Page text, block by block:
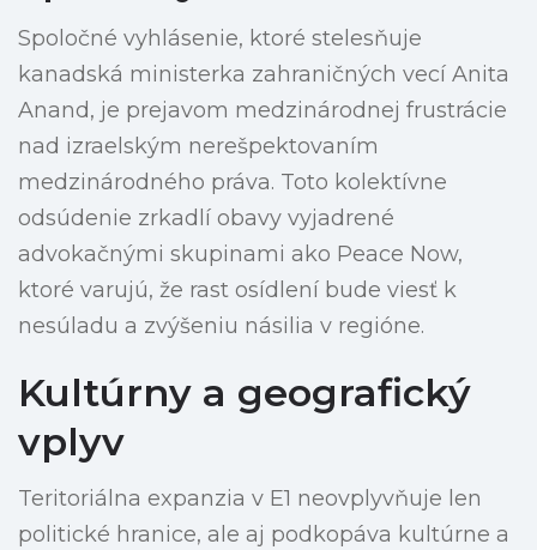
Spoločné vyhlásenie, ktoré stelesňuje
kanadská ministerka zahraničných vecí Anita
Anand, je prejavom medzinárodnej frustrácie
nad izraelským nerešpektovaním
medzinárodného práva. Toto kolektívne
odsúdenie zrkadlí obavy vyjadrené
advokačnými skupinami ako Peace Now,
ktoré varujú, že rast osídlení bude viesť k
nesúladu a zvýšeniu násilia v regióne.
Kultúrny a geografický
vplyv
Teritoriálna expanzia v E1 neovplyvňuje len
politické hranice, ale aj podkopáva kultúrne a